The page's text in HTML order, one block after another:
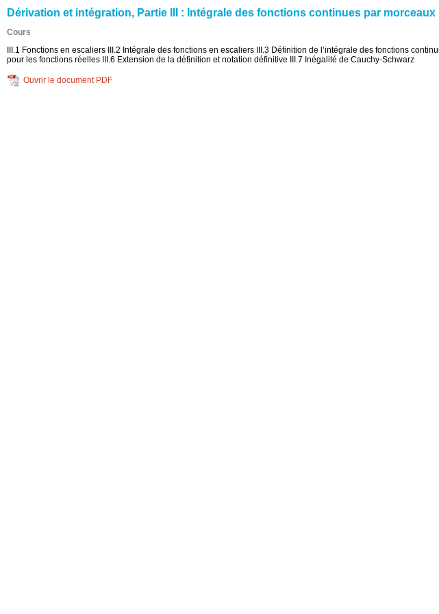
Dérivation et intégration, Partie III : Intégrale des fonctions continues par morceaux
Cours
III.1 Fonctions en escaliers III.2 Intégrale des fonctions en escaliers III.3 Définition de l’intégrale des fonctions
pour les fonctions réelles III.6 Extension de la définition et notation définitive III.7 Inégalité de Cauchy-Schwarz
Ouvrir le document PDF